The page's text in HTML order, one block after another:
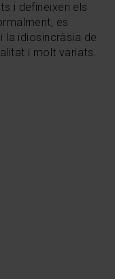
i defineixen els
es
la idiosincràsia de
i molt variats.